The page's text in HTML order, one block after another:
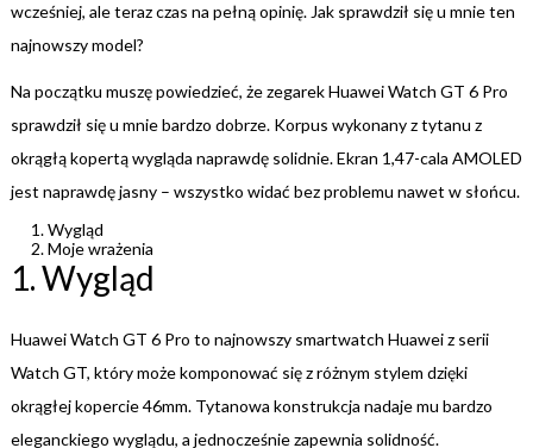
wcześniej, ale teraz czas na pełną opinię. Jak sprawdził się u mnie ten
najnowszy model?
Na początku muszę powiedzieć, że zegarek Huawei Watch GT 6 Pro
sprawdził się u mnie bardzo dobrze. Korpus wykonany z tytanu z
okrągłą kopertą wygląda naprawdę solidnie. Ekran 1,47-cala AMOLED
jest naprawdę jasny – wszystko widać bez problemu nawet w słońcu.
Wygląd
Moje wrażenia
1. Wygląd
Huawei Watch GT 6 Pro to najnowszy smartwatch Huawei z serii
Watch GT, który może komponować się z różnym stylem dzięki
okrągłej kopercie 46mm. Tytanowa konstrukcja nadaje mu bardzo
eleganckiego wyglądu, a jednocześnie zapewnia solidność.